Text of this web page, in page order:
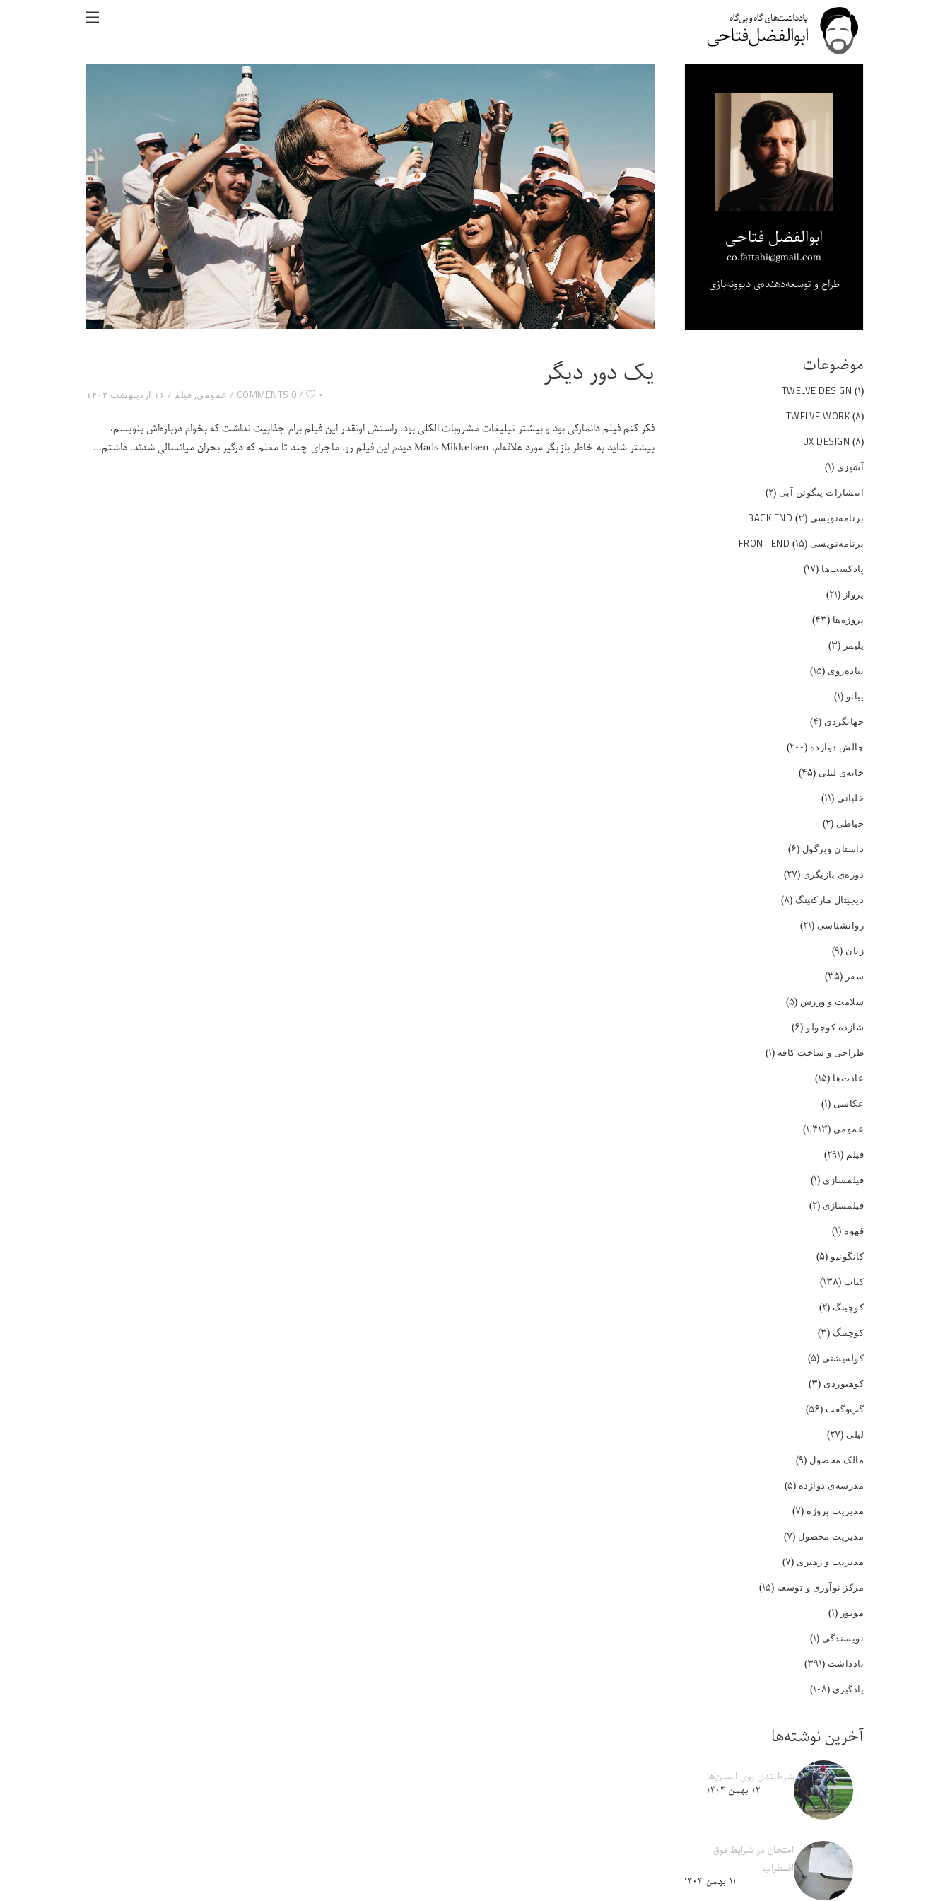
یک دور دیگر
۱۶ اردیبهشت ۱۴۰۲ عمومی, فیلم 0 COMMENTS ۰
فکر کنم فیلم دانمارکی بود و بیشتر تبلیغات مشروبات الکلی بود. راستش اونقدر این فیلم برام جذابیت نداشت که بخوام درباره‌اش بنویسم،
بیشتر شاید به خاطر بازیگر مورد علاقه‌ام، Mads Mikkelsen دیدم این فیلم رو. ماجرای چند تا معلم که درگیر بحران میانسالی شدند. داشتم
ابوالفضل فتاحی
co.fattahi@gmail.com
طراح و توسعه‌دهنده‌ی دیوونه‌بازی
موضوعات
TWELVE DESIGN (۱)
TWELVE WORK (۸)
UX DESIGN (۸)
آشپزی (۱)
انتشارات پنگوئن آبی (۲)
برنامه‌نویسی BACK END (۳)
برنامه‌نویسی FRONT END (۱۵)
پادکست‌ها (۱۷)
پرواز(۲۱)
پروژه‌ها (۴۳)
پلیمر(۳)
پیاده‌روی (۱۵)
پیانو(۱)
جهانگردی (۴)
چالش دوازده (۲۰۰)
خانه‌ی لیلی (۴۵)
خلبانی (۱۱)
خیاطی (۲)
داستان ویرگول (۶)
دوره‌ی بازیگری (۲۷)
دیجیتال مارکتینگ (۸)
روانشناسی (۲۱)
زبان (۹)
سفر(۳۵)
سلامت و ورزش (۵)
شازده کوچولو(۶)
طراحی و ساخت کافه (۱)
عادت‌ها (۱۵)
عکاسی (۱)
عمومی (۱,۴۱۳)
فیلم (۲۹۱)
فیلمسازی (۱)
فیلمسازی (۲)
قهوه (۱)
کانگونیو(۵)
کتاب (۱۳۸)
کوچینگ (۲)
کوچینگ (۳)
کوله‌پشتی (۵)
کوهنوردی (۳)
گپ‌و‌گفت (۵۶)
لیلی (۲۷)
مالک محصول (۹)
مدرسه‌ی دوازده (۵)
مدیریت پروژه (۷)
مدیریت محصول (۷)
مدیریت و رهبری (۷)
مرکز نوآوری و توسعه (۱۵)
موتور(۱)
نویسندگی (۱)
یادداشت (۳۹۱)
یادگیری (۱۰۸)
آخرین نوشته‌ها
شرط‌بندی روی انسان‌ها
۱۲ بهمن ۱۴۰۴
امتحان در شرایط فوق
اضطراب
۱۱ بهمن ۱۴۰۴